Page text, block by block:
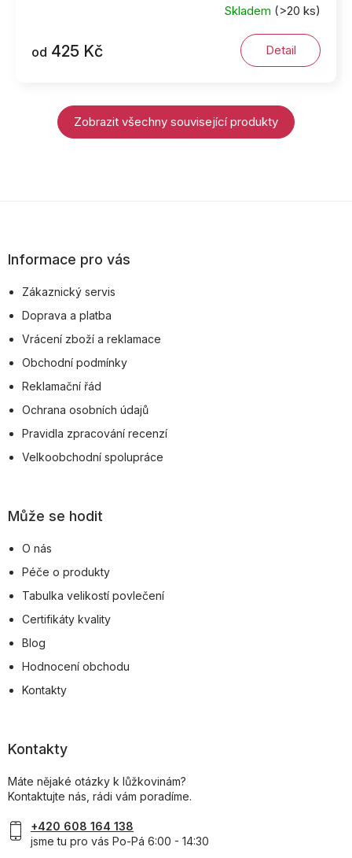
Skladem (>20 ks)
od 425 Kč Detail
Zobrazit všechny související produkty
pInformace pro vás
Zákaznický servis
Doprava a platba
Vrácení zboží a reklamace
Obchodní podmínky
Reklamační řád
Ochrana osobních údajů
Pravidla zpracování recenzí
Velkoobchodní spolupráce
Může se hodit
O nás
Péče o produkty
Tabulka velikostí povlečení
Certifikáty kvality
Blog
Hodnocení obchodu
Kontakty
Kontakty
Máte nějaké otázky k lůžkovinám?
Kontaktujte nás, rádi vám poradíme.
+420 608 164 138
jsme tu pro vás Po-Pá 6:00 - 14:30